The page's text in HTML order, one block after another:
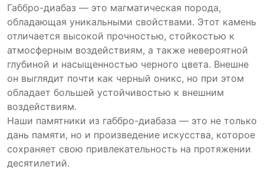
Габбро-диабаз — это магматическая порода,
обладающая уникальными свойствами. Этот камень
отличается высокой прочностью, стойкостью к
атмосферным воздействиям, а также невероятной
глубиной и насыщенностью черного цвета. Внешне
он выглядит почти как черный оникс, но при этом
обладает большей устойчивостью к внешним
воздействиям.
Наши памятники из габбро-диабаза — это не только
дань памяти, но и произведение искусства, которое
сохраняет свою привлекательность на протяжении
десятилетий.